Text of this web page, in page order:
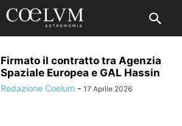
Firmato il contratto tra Agenzia
Spaziale Europea e GAL Hassin
Redazione Coelum - 17 Aprile 2026